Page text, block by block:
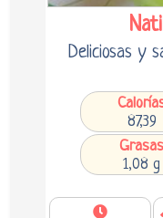
Deliciosas y
87,39
Grasas
1,08 g